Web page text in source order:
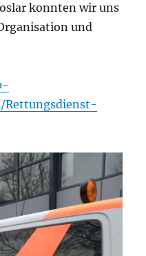
konnten wir uns
und
Rettungsdienst-